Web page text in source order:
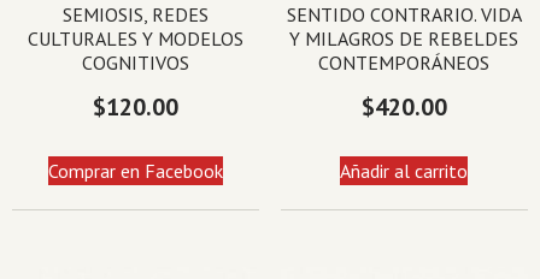
SEMIOSIS, REDES
CULTURALES Y MODELOS
COGNITIVOS
$120.00
Comprar en Facebook
SENTIDO CONTRARIO. VIDA
Y MILAGROS DE REBELDES
CONTEMPORÁNEOS
$420.00
Añadir al carrito